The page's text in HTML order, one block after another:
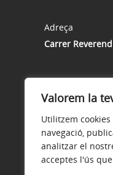
Valorem la
Utilitzem
navegació,
analitzar el
acceptes l'ús
Adreça
Carrer
Avís legal